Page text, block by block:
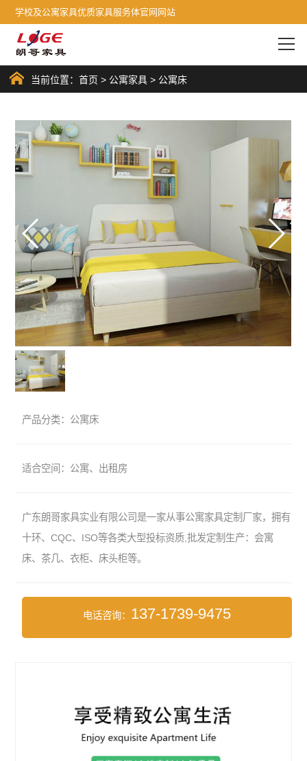
学校及公寓家具优质家具服务体官网网站
当前位置：首页 > 公寓家具 > 公寓床
产品分类：公寓床
适合空间：公寓、出租房
广东朗哥家具实业有限公司是一家从事公寓家具定制厂家，拥有
十环、CQC、ISO等各类大型投标资质,批发定制生产：会寓
床、茶几、衣柜、床头柜等。
电话咨询： 137-1739-9475